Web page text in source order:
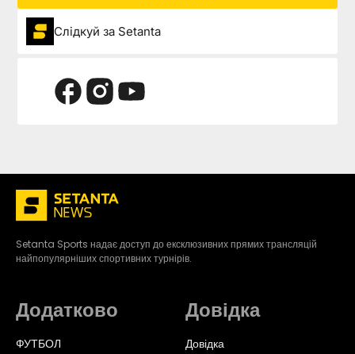
Слідкуй за Setanta
Setanta Sports надає доступ до ексклюзивних прямих трансляцій
найпопулярніших спортивних турнірів.
Додатково
ФУТБОЛ
Довідка
Довідка